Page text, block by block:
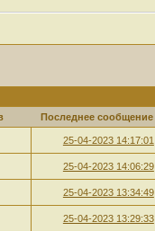
Последнее сообщение
25-04-2023 14:17:01
25-04-2023 14:06:29
25-04-2023 13:34:49
25-04-2023 13:29:33